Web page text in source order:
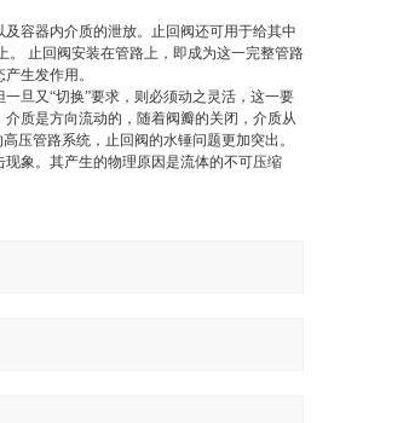
容器内介质的泄放。止回阀还可用于给其中
止回阀安装在管路上，即成为这一完整管路
生发作用。
旦又“切换”要求，则必须动之灵活，这一要
质是方向流动的，随着阀瓣的关闭，介质从
压管路系统，止回阀的水锤问题更加突出。
象。其产生的物理原因是流体的不可压缩